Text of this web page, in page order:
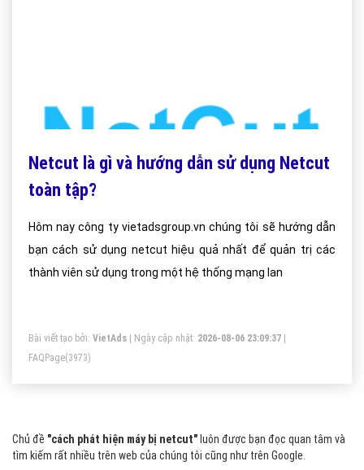
Netcut là gì và hướng dẫn sử dụng Netcut
toàn tập?
Hôm nay công ty vietadsgroup.vn chúng tôi sẽ hướng dẫn
bạn cách sử dụng netcut hiệu quả nhất để quản trị các
thành viên sử dụng trong một hệ thống mạng lan
Bài viết tạo bởi: VietAds | Ngày cập nhật: 2026-08-06 23:09:37
FAQPage(3973)
Chủ đề "cách phát hiện máy bị netcut" luôn được bạn đọc quan tâm và
tìm kiếm rất nhiều trên web của chúng tôi cũng như trên Google.